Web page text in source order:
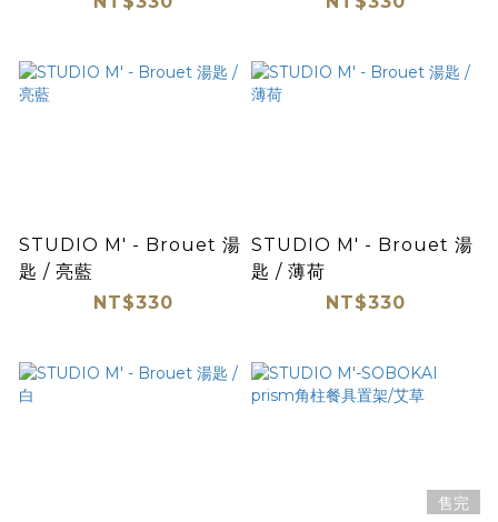
STUDIO M' - Brouet 湯
匙 / 亮藍
NT$330
STUDIO M' - Brouet 湯
匙 / 薄荷
NT$330
售完